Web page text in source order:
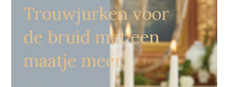
Trouwjurken voor
de bruid met een
maatje meer